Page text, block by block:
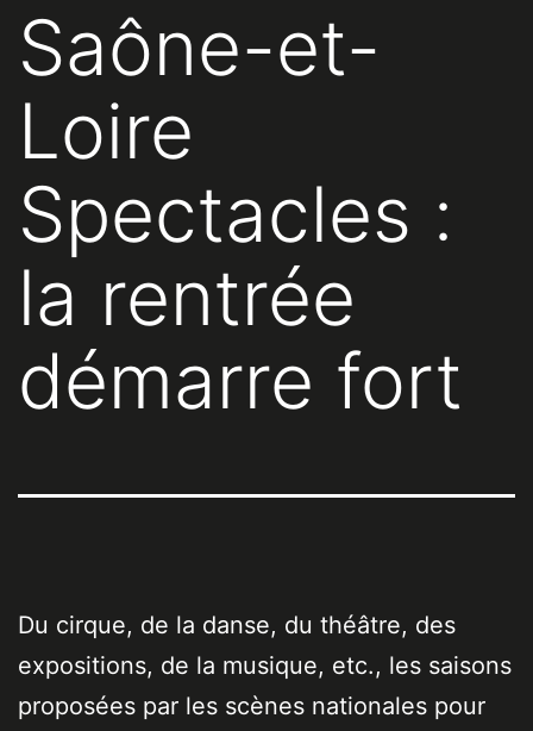
Saône-et-
Loire
Spectacles :
la rentrée
démarre fort
Du cirque, de la danse, du théâtre, des
expositions, de la musique, etc., les saisons
proposées par les scènes nationales pour